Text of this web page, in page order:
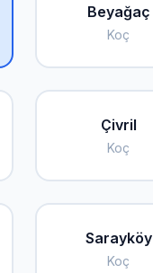
Beyağaç
Koç
Çivril
Koç
Sarayköy
Koç